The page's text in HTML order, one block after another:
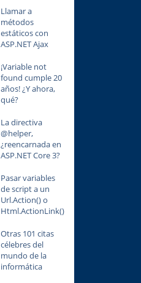
Llamar a
métodos
estáticos con
ASP.NET Ajax
¡Variable not
found cumple 20
años! ¿Y ahora,
qué?
La directiva
@helper,
¿reencarnada en
ASP.NET Core 3?
Pasar variables
de script a un
Url.Action() o
Html.ActionLink()
Otras 101 citas
célebres del
mundo de la
informática